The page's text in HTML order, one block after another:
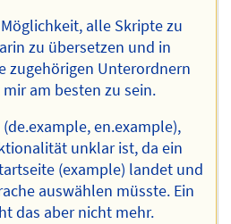
alle Skripte zu
zu übersetzen und in
zugehörigen Unterordnern
am besten zu sein.
en.example),
unklar ist, da ein
(example) landet und
auswählen müsste. Ein
das aber nicht mehr.